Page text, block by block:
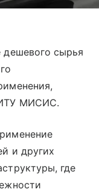
дешевого сырья
МИСИС.
и других
где